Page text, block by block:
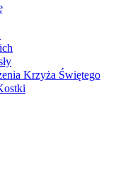
Krzyża Świętego